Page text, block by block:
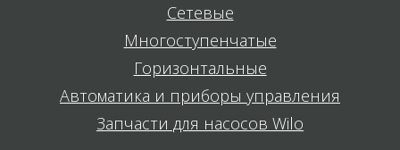
Сетевые
Многоступенчатые
Горизонтальные
Автоматика и приборы управления
Запчасти для насосов Wilo